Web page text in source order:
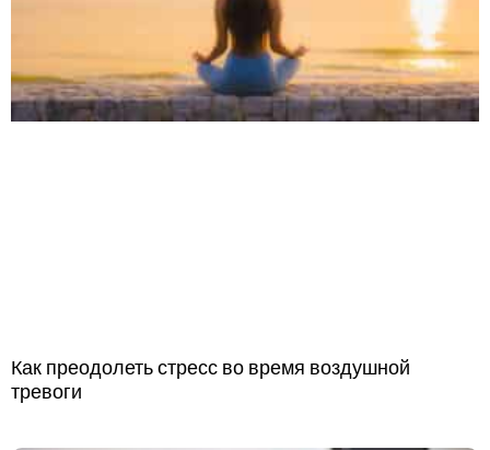
Как преодолеть стресс во время воздушной
тревоги